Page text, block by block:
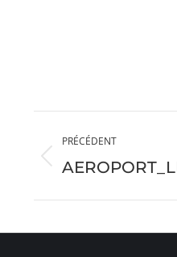
album
PRÉCÉDENT
Album
: